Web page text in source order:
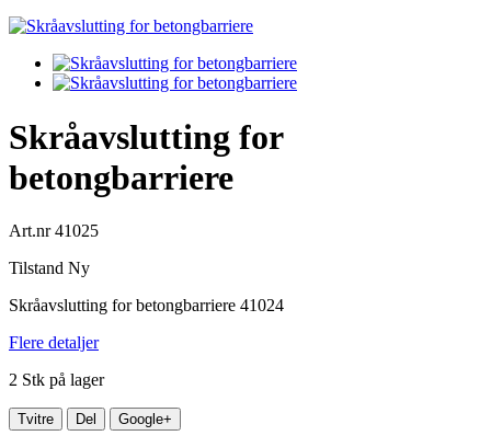
Skråavslutting for
betongbarriere
Art.nr41025
Tilstand Ny
Skråavslutting for betongbarriere 41024
Flere detaljer
2 Stk på lager
Tvitre Del Google+